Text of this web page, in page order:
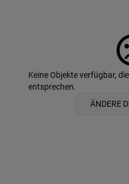
Keine Objekte verfügbar,
entsprechen.
ÄNDERE